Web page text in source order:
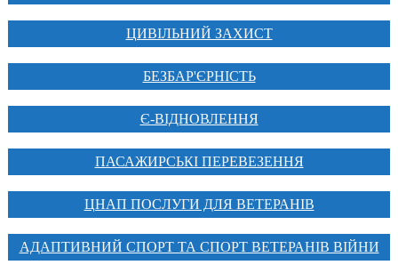
ЦИВІЛЬНИЙ ЗАХИСТ
БЕЗБАР'ЄРНІСТЬ
Є-ВІДНОВЛЕННЯ
ПАСАЖИРСЬКІ ПЕРЕВЕЗЕННЯ
ЦНАП ПОСЛУГИ ДЛЯ ВЕТЕРАНІВ
АДАПТИВНИЙ СПОРТ ТА СПОРТ ВЕТЕРАНІВ ВІЙНИ